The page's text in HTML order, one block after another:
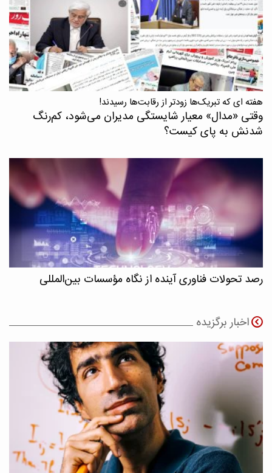
هفته ای که تبریک‌ها زودتر از رقابت‌ها رسیدند!
وقتی «مدال‌» معیار شایستگی مدیران می‌شود، کم‌رنگ
شدنش به پای کیست؟
رصد تحولات فناوری آینده از نگاه مؤسسات بین‌المللی
اخبار برگزیده